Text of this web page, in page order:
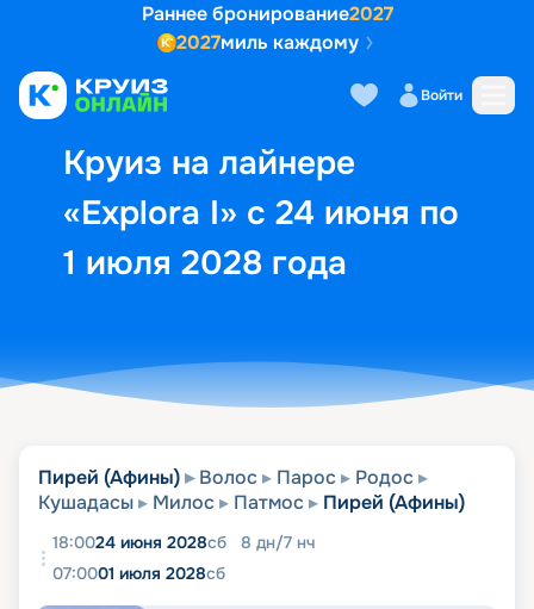
Раннее бронирование2027
2027миль каждому
Войти
Круиз на лайнере
«Explora I» с 24 июня по
1 июля 2028 года
Выбор кают Маршрут и
Пирей (Афины) Волос Парос
Родос
Кушадасы
Милос Патмос Пирей (Афины)
18:0024 июня 2028сб 8 дн/7 нч
07:0001 июля 2028сб